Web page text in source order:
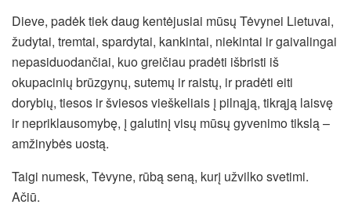
Dieve, padėk tiek daug kentėjusiai mūsų Tėvynei Lietuvai,
žudytai, tremtai, spardytai, kankintai, niekintai ir gaivalingai
nepasiduodančiai, kuo greičiau pradėti išbristi iš
okupacinių brūzgynų, sutemų ir raistų, ir pradėti eiti
dorybių, tiesos ir šviesos vieškeliais į pilnąją, tikrąją laisvę
ir nepriklausomybę, į galutinį visų mūsų gyvenimo tikslą –
amžinybės uostą.
Taigi numesk, Tėvyne, rūbą seną, kurį užvilko svetimi.
Ačiū.